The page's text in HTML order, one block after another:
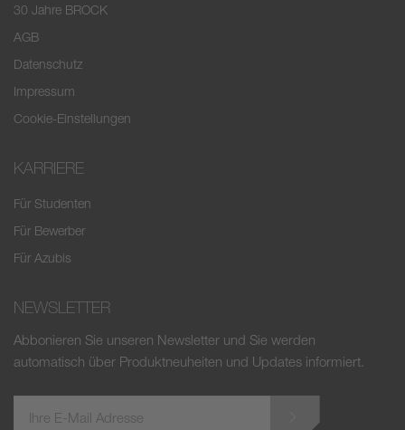
30 Jahre BROCK
AGB
Datenschutz
Impressum
Cookie-Einstellungen
KARRIERE
Für Studenten
Für Bewerber
Für Azubis
NEWSLETTER
Abbonieren Sie unseren Newsletter und Sie werden
automatisch über Produktneuheiten und Updates informiert.